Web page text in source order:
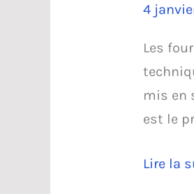
4
Les
mis en
est le
Les
Lire la